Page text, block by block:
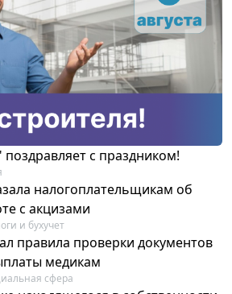
с праздником!
налогоплательщикам об
с акцизами
и бухучет
правила проверки документов
медикам
сфера